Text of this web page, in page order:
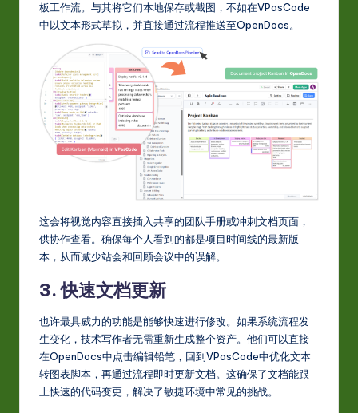
板工作流。与其将它们本地保存或截图，不如在VPasCode
中以文本形式草拟，并直接通过流程推送至OpenDocs。
这会将视觉内容直接插入共享的团队手册或冲刺文档页面，
供协作查看。确保每个人看到的都是项目时间线的最新版
本，从而减少站会和回顾会议中的误解。
3. 快速文档更新
也许最具威力的功能是能够快速进行修改。如果系统流程发
生变化，技术写作者无需重新生成整个资产。他们可以直接
在OpenDocs中点击编辑铅笔，回到VPasCode中优化文本
转图表脚本，再通过流程即时更新文档。这确保了文档能跟
上快速的代码变更，解决了敏捷环境中常见的挑战。